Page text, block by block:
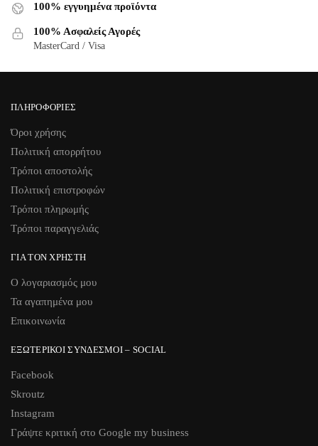
100% εγγυημένα προϊόντα
100% Ασφαλείς Αγορές
MasterCard / Visa
ΠΛΗΡΟΦΟΡΊΕΣ
Όροι χρήσης
Πολιτική απορρήτου
Τρόποι αποστολής
Πολιτική επιστροφών
Τρόποι πληρωμής
Τρόποι παραγγελιάς
ΓΙΑ ΤΟΝ ΧΡΉΣΤΗ
Ο λογαριασμός μου
Τα αγαπημένα μου
Επικοινωνία
ΕΞΩΤΕΡΙΚΟΊ ΣΎΝΔΕΣΜΟΙ – SOCIAL
Facebook
Skroutz
Instagram
Γράψτε κριτική στο Google my business